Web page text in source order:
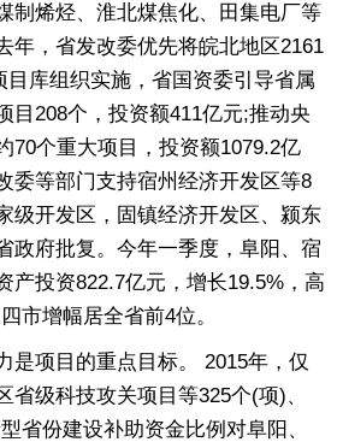
制烯烃、淮北煤焦化、田集电厂等
年，省发改委优先将皖北地区2161
目库组织实施，省国资委引导省属
目208个，投资额411亿元;推动央
70个重大项目，投资额1079.2亿
委等部门支持宿州经济开发区等8
级开发区，固镇经济开发区、颍东
政府批复。今年一季度，阜阳、宿
产投资822.7亿元，增长19.5%，高
市增幅居全省前4位。
项目的重点目标。 2015年，仅
省级科技攻关项目等325个(项)、
省份建设补助资金比例对阜阳、